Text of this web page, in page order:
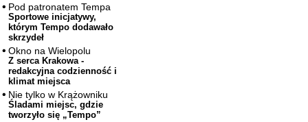
Pod patronatem Tempa
Sportowe inicjatywy,
którym Tempo dodawało
skrzydeł
Okno na Wielopolu
Z serca Krakowa -
redakcyjna codzienność i
klimat miejsca
Nie tylko w Krążowniku
Śladami miejsc, gdzie
tworzyło się „Tempo”